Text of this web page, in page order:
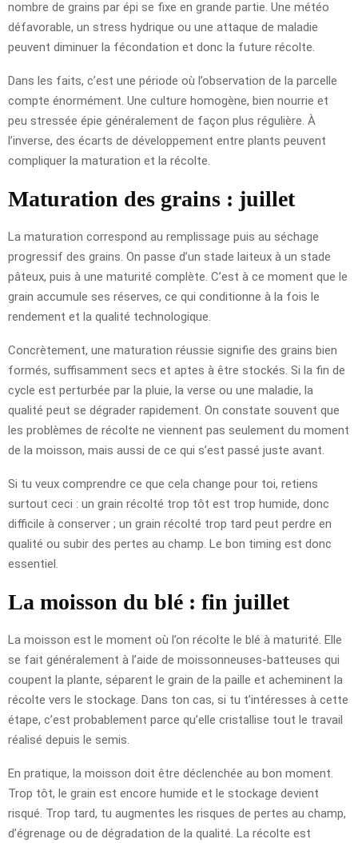
nombre de grains par épi se fixe en grande partie. Une météo
défavorable, un stress hydrique ou une attaque de maladie
peuvent diminuer la fécondation et donc la future récolte.
Dans les faits, c’est une période où l’observation de la parcelle
compte énormément. Une culture homogène, bien nourrie et
peu stressée épie généralement de façon plus régulière. À
l’inverse, des écarts de développement entre plants peuvent
compliquer la maturation et la récolte.
Maturation des grains : juillet
La maturation correspond au remplissage puis au séchage
progressif des grains. On passe d’un stade laiteux à un stade
pâteux, puis à une maturité complète. C’est à ce moment que le
grain accumule ses réserves, ce qui conditionne à la fois le
rendement et la qualité technologique.
Concrètement, une maturation réussie signifie des grains bien
formés, suffisamment secs et aptes à être stockés. Si la fin de
cycle est perturbée par la pluie, la verse ou une maladie, la
qualité peut se dégrader rapidement. On constate souvent que
les problèmes de récolte ne viennent pas seulement du moment
de la moisson, mais aussi de ce qui s’est passé juste avant.
Si tu veux comprendre ce que cela change pour toi, retiens
surtout ceci : un grain récolté trop tôt est trop humide, donc
difficile à conserver ; un grain récolté trop tard peut perdre en
qualité ou subir des pertes au champ. Le bon timing est donc
essentiel.
La moisson du blé : fin juillet
La moisson est le moment où l’on récolte le blé à maturité. Elle
se fait généralement à l’aide de moissonneuses-batteuses qui
coupent la plante, séparent le grain de la paille et acheminent la
récolte vers le stockage. Dans ton cas, si tu t’intéresses à cette
étape, c’est probablement parce qu’elle cristallise tout le travail
réalisé depuis le semis.
En pratique, la moisson doit être déclenchée au bon moment.
Trop tôt, le grain est encore humide et le stockage devient
risqué. Trop tard, tu augmentes les risques de pertes au champ,
d’égrenage ou de dégradation de la qualité. La récolte est